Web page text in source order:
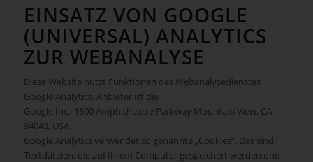
EINSATZ VON GOOGLE
(UNIVERSAL) ANALYTICS
ZUR WEBANALYSE
Diese Website nutzt Funktionen des Webanalysedienstes
Google Analytics. Anbieter ist die
Google Inc., 1600 Amphitheatre Parkway Mountain View, CA
94043, USA.
Google Analytics verwendet so genannte „Cookies“. Das sind
Textdateien, die auf Ihrem Computer gespeichert werden und